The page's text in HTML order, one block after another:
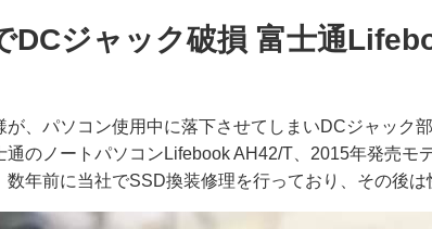
DCジャック破損 富士通
が、パソコン使用中に落下させてしまいDCジャック
通のノートパソコンLifebook AH42/T、2015年発売モ
数年前に当社でSSD換装修理を行っており、その後は